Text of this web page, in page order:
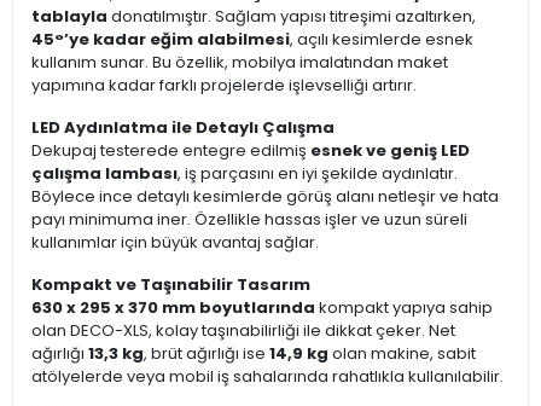
tablayla donatılmıştır. Sağlam yapısı titreşimi azaltırken,
45°’ye kadar eğim alabilmesi, açılı kesimlerde esnek
kullanım sunar. Bu özellik, mobilya imalatından maket
yapımına kadar farklı projelerde işlevselliği artırır.
LED Aydınlatma ile Detaylı Çalışma
Dekupaj testerede entegre edilmiş esnek ve geniş LED
çalışma lambası, iş parçasını en iyi şekilde aydınlatır.
Böylece ince detaylı kesimlerde görüş alanı netleşir ve hata
payı minimuma iner. Özellikle hassas işler ve uzun süreli
kullanımlar için büyük avantaj sağlar.
Kompakt ve Taşınabilir Tasarım
630 x 295 x 370 mm boyutlarında kompakt yapıya sahip
olan DECO-XLS, kolay taşınabilirliği ile dikkat çeker. Net
ağırlığı 13,3 kg, brüt ağırlığı ise 14,9 kg olan makine, sabit
atölyelerde veya mobil iş sahalarında rahatlıkla kullanılabilir.